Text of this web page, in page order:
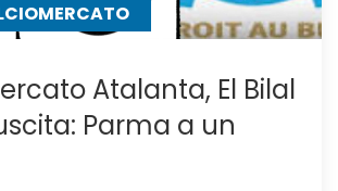
Atalanta, El Bilal
Parma a un